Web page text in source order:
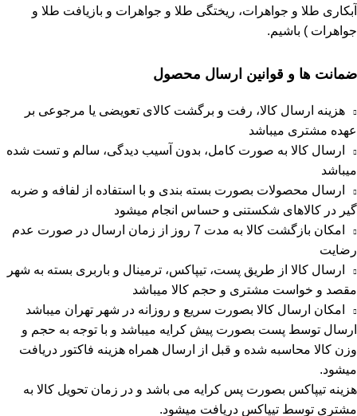
آبکاری طلا و جواهرات، ریختگی طلا و جواهرات و بازیافت طلا و
جواهرات ) باشیم.
ضمانت ها و قوانین ارسال محصول
هزینه ارسال کالا، رفت و برگشت کالای تعویضی یا مرجوعی بر
عهده مشتری میباشد
ارسال کالا به صورت کامل، بدون آسیب دیدگی، سالم و تست شده
میباشد
ارسال محصولات بصورت بسته بندی و با استفاده از لفافه و ضربه
گیر در کالاهای شکستنی و حساس انجام میشود
امکان بازگشت کالا به مدت 7 روز از زمان ارسال در صورت عدم
رضایت
ارسال کالا از طریق پست، تیپاکس، ترمینال و باربری بسته به شهر
مقصد و خواست مشتری و حجم کالا میباشد
امکان ارسال کالا بصورت سریع و روزانه در شهر تهران میباشد
ارسال توسط پست بصورت پیش کرایه میباشد و با توجه به حجم و
وزن کالا محاسبه شده و قبل از ارسال همراه هزینه فاکتور دریافت
میشود.
هزینه تیپاکس بصورت پس کرایه می باشد و در زمان تحویل کالا به
مشتری توسط تیپاکس دریافت میشود.